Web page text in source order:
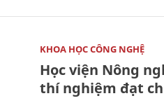
KHOA HỌC CÔNG NGHỆ
Học viện Nông
thí nghiệm đạt